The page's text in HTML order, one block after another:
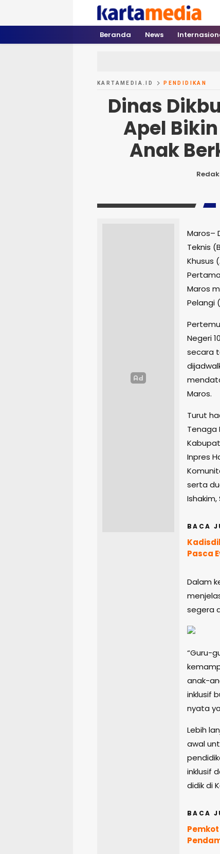
kartamedia.id
Jujur Mengabari
Beranda News
KARTAMEDIA.ID PENDIDIKAN
Dinas
Apel
Anak
Maros–
Teknis
Khusus
Maros
Pelangi
Negeri
secara
Maros.
Turut
Tenaga
Inpres
serta
Ishakim,
BACA
Pasca
Dalam
segera
“Guru-
anak-
inklusif
nyata
Lebih
awal
inklusif
didik di
BACA